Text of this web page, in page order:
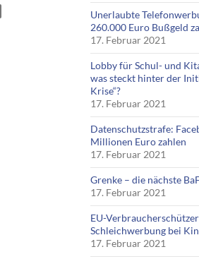
Unerlaubte
260.000 Euro Bußgeld
17. Februar 2021
Lobby für Schul- und
was steckt hinter der
Krise“?
17. Februar 2021
Datenschutzstrafe:
Millionen Euro zahlen
17. Februar 2021
Grenke – die nächste
17. Februar 2021
EU-
Schleichwerbung bei
17. Februar 2021